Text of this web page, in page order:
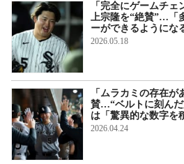
「完全にゲームチ
上宗隆を“絶賛”…「
ーができるようにな
2026.05.18
「ムラカミの存在
賛…“ベルトに刻ん
は「驚異的な数字を
2026.04.24